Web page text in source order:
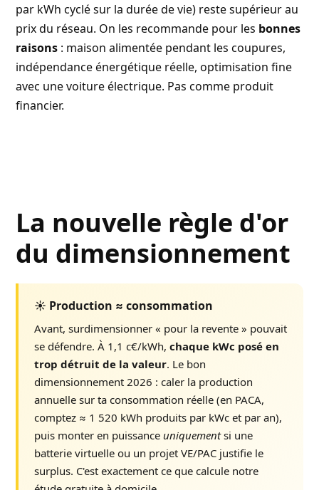
par kWh cyclé sur la durée de vie) reste supérieur au
prix du réseau. On les recommande pour les bonnes
raisons : maison alimentée pendant les coupures,
indépendance énergétique réelle, optimisation fine
avec une voiture électrique. Pas comme produit
financier.
La nouvelle règle d'or
du dimensionnement
☀️ Production ≈ consommation
Avant, surdimensionner « pour la revente » pouvait
se défendre. À 1,1 c€/kWh,chaque kWc posé en
trop détruit de la valeur. Le bon
dimensionnement 2026 : caler la production
annuelle sur ta consommation réelle (en PACA,
comptez ≈ 1 520 kWh produits par kWc et par an),
puis monter en puissanceuniquementsi une
batterie virtuelle ou un projet VE/PAC justifie le
surplus. C'est exactement ce que calcule notre